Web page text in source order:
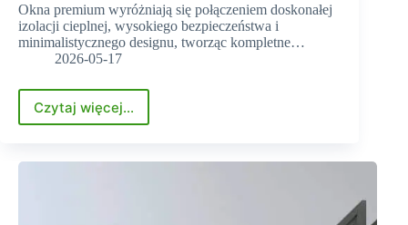
Okna premium wyróżniają się połączeniem doskonałej
izolacji cieplnej, wysokiego bezpieczeństwa i
minimalistycznego designu, tworząc kompletne…
2026-05-17
Czytaj więcej...
Czym
okna